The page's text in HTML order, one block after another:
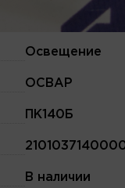
Освещение
ОСВАР
ПК140Б
В наличии